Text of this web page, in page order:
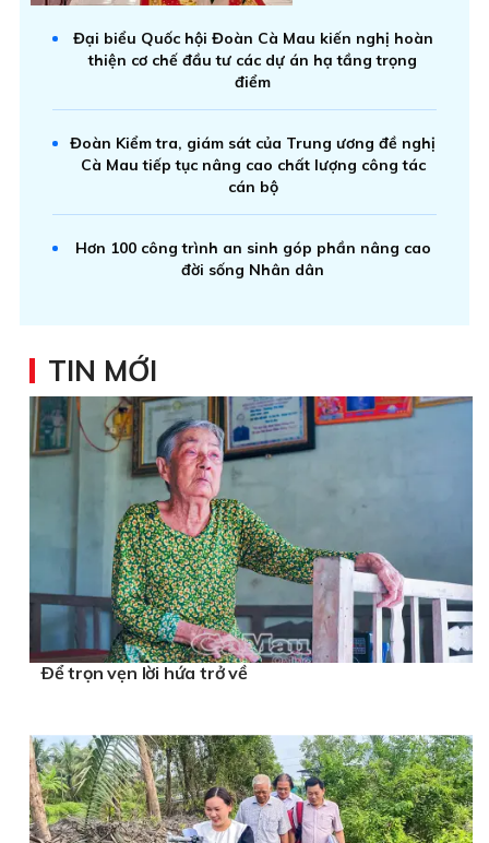
Đại biểu Quốc hội Đoàn Cà Mau kiến nghị hoàn
thiện cơ chế đầu tư các dự án hạ tầng trọng
điểm
Đoàn Kiểm tra, giám sát của Trung ương đề nghị
Cà Mau tiếp tục nâng cao chất lượng công tác
cán bộ
Hơn 100 công trình an sinh góp phần nâng cao
đời sống Nhân dân
TIN MỚI
Ðể trọn vẹn lời hứa trở về